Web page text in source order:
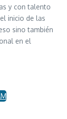
y con talento
inicio de las
sino también
en el